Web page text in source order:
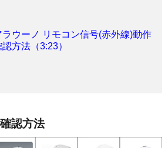
ラウーノ リモコン信号(赤外線)動作
認方法（3:23）
認方法